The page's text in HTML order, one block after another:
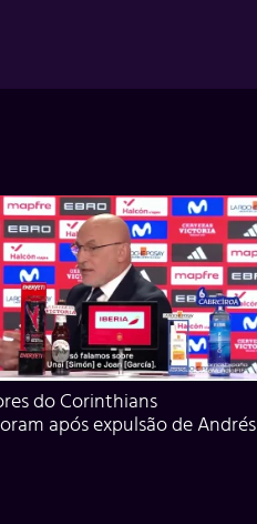
do Corinthians
após expulsão de Andrés